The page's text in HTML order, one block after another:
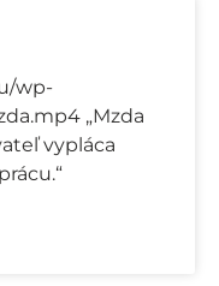
wp-
„Mzda
vypláca